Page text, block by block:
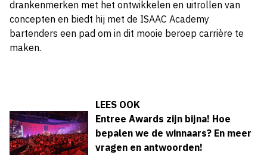
drankenmerken met het ontwikkelen en uitrollen van
concepten en biedt hij met de ISAAC Academy
bartenders een pad om in dit mooie beroep carrière te
maken.
LEES OOK
Entree Awards zijn bijna! Hoe
bepalen we de winnaars? En meer
vragen en antwoorden!